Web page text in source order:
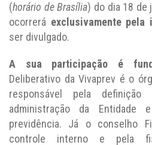
(horário de Brasília) do dia 18 de
ocorrerá exclusivamente pela
ser divulgado.
A sua participação é
Deliberativo da Vivaprev é o
responsável pela
administração da
previdência. Já o conselho
controle interno e pela